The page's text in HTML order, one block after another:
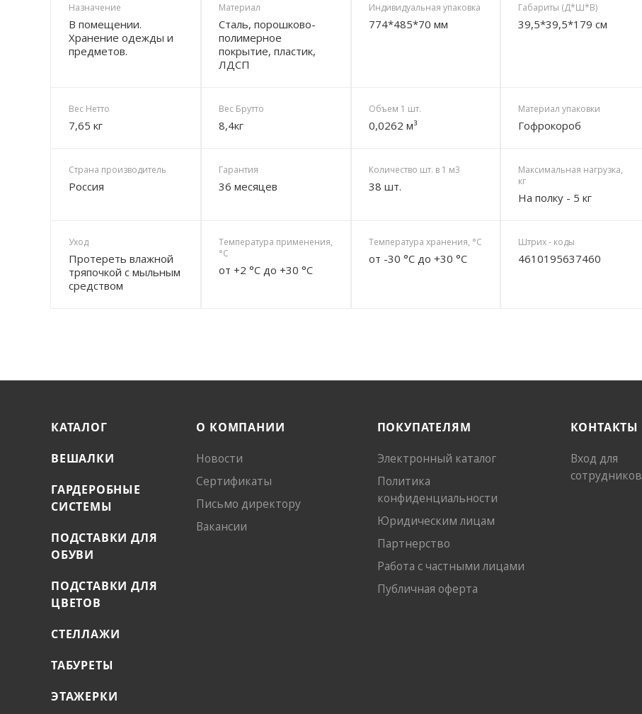
Назначение
В помещении.
Хранение одежды и
предметов.
Материал
Сталь, порошково-
полимерное
покрытие, пластик,
ЛДСП
Индивидуальная упаковка
774*485*70 мм
Габариты (Д*Ш*В)
39,5*39,5*179 см
Вес Нетто
7,65 кг
Вес Брутто
8,4кг
Объем 1 шт.
0,0262 м³
Материал упаковки
Гофрокороб
Страна производитель
Россия
Гарантия
36 месяцев
Количество шт. в 1 м3
38 шт.
Максимальная нагрузка,
кг
На полку - 5 кг
Уход
Протереть влажной
тряпочкой с мыльным
средством
Температура применения,
°C
от +2 °C до +30 °C
Температура хранения, °C
от -30 °C до +30 °C
Штрих - коды
4610195637460
КАТАЛОГ
ВЕШАЛКИ
ГАРДЕРОБНЫЕ
СИСТЕМЫ
ПОДСТАВКИ ДЛЯ
ОБУВИ
ПОДСТАВКИ ДЛЯ
ЦВЕТОВ
СТЕЛЛАЖИ
ТАБУРЕТЫ
ЭТАЖЕРКИ
О КОМПАНИИ
Новости
Сертификаты
Письмо директору
Вакансии
ПОКУПАТЕЛЯМ
Электронный каталог
Политика
конфиденциальности
Юридическим лицам
Партнерство
Работа с частными лицами
Публичная оферта
КОНТАКТЫ
Вход для
сотрудников